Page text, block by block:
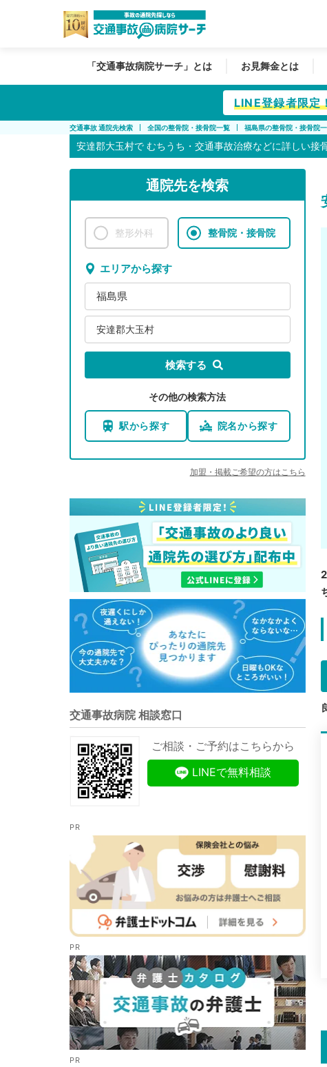
「交通事故病院サーチ」とは お見舞金とは
LINE登録者限定
交通事故 通院先検索 全国の整骨院・接骨院一覧 福島県の整骨院・接骨院
安達郡大玉村で むちうち・交通事故治療などに詳しい接
通院先を検索
整形外科 整骨院・接骨院
エリアから探す
福島県
安達郡大玉村
検索する
その他の検索方法
駅から探す 院名から探す
加盟・掲載ご希望の方はこちら
交通事故病院 相談窓口
ご相談・ご予約はこちらから
LINEで無料相談